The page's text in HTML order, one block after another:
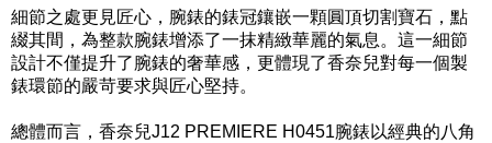
細節之處更見匠心，腕錶的錶冠鑲嵌一顆圓頂切割寶石，點
綴其間，為整款腕錶增添了一抹精緻華麗的氣息。這一細節
設計不僅提升了腕錶的奢華感，更體現了香奈兒對每一個製
錶環節的嚴苛要求與匠心堅持。
總體而言，香奈兒J12 PREMIERE H0451腕錶以經典的八角